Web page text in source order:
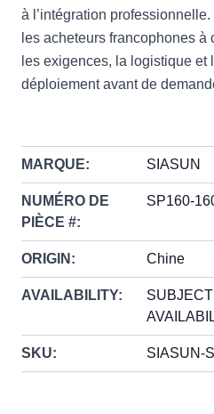
à l’intégration
les acheteurs francophones
les exigences, la logistique et
déploiement avant de
MARQUE: SIASUN
NUMÉRO DE
PIÈCE #:
SP160-
ORIGIN: Chine
AVAILABILITY:
SKU: SIASUN-